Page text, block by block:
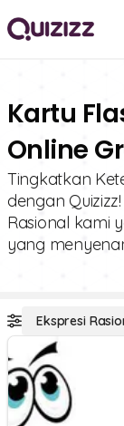
Kartu
Online
Tingkatkan
dengan
Rasional kami
yang
Ekspresi